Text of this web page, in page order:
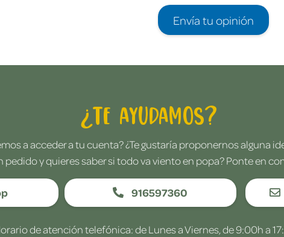
Envía tu opinión
¿Te ayudamos?
a acceder a tu cuenta? ¿Te gustaría proponernos alguna
pedido y quieres saber si todo va viento en popa? Ponte en
916597360
de atención telefónica: de Lunes a Viernes, de 9:00h a